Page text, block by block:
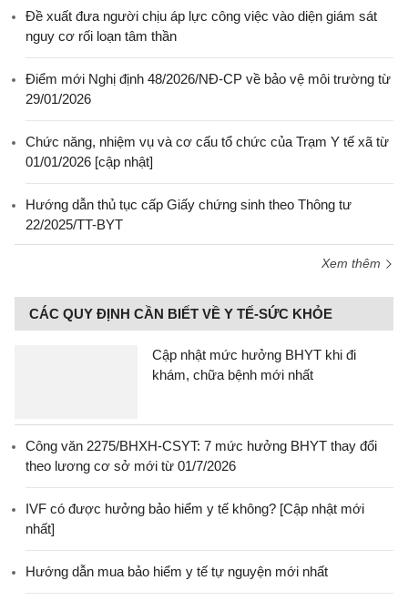
Đề xuất đưa người chịu áp lực công việc vào diện giám sát
nguy cơ rối loạn tâm thần
Điểm mới Nghị định 48/2026/NĐ-CP về bảo vệ môi trường từ
29/01/2026
Chức năng, nhiệm vụ và cơ cấu tổ chức của Trạm Y tế xã từ
01/01/2026 [cập nhật]
Hướng dẫn thủ tục cấp Giấy chứng sinh theo Thông tư
22/2025/TT-BYT
Xem thêm
CÁC QUY ĐỊNH CẦN BIẾT VỀ Y TẾ-SỨC KHỎE
Cập nhật mức hưởng BHYT khi đi
khám, chữa bệnh mới nhất
Công văn 2275/BHXH-CSYT: 7 mức hưởng BHYT thay đổi
theo lương cơ sở mới từ 01/7/2026
IVF có được hưởng bảo hiểm y tế không? [Cập nhật mới
nhất]
Hướng dẫn mua bảo hiểm y tế tự nguyện mới nhất